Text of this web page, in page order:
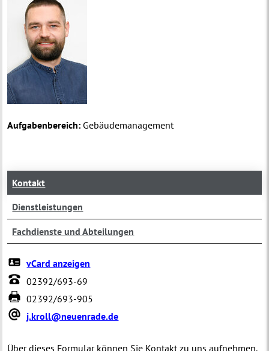
Aufgabenbereich: Gebäudemanagement
Kontakt
Dienstleistungen
Fachdienste und Abteilungen
vCard anzeigen
02392/693-69
02392/693-905
j.kroll@neuenrade.de
Über dieses Formular können Sie Kontakt zu uns aufnehmen.